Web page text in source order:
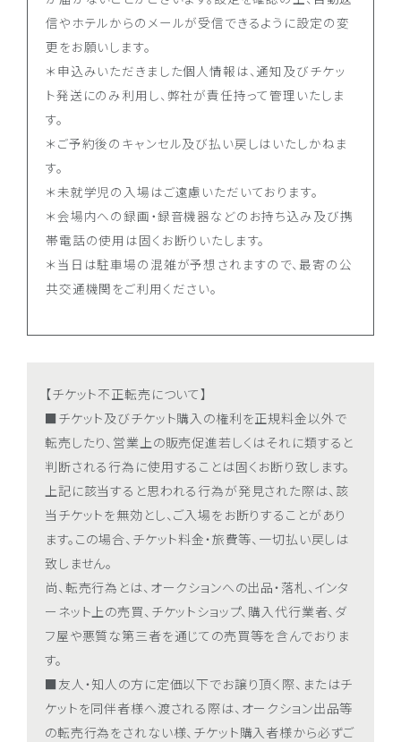
信やホテルからのメールが受信できるように設定の変
更をお願いします。
＊申込みいただきました個人情報は、通知及びチケッ
ト発送にのみ利用し、弊社が責任持って管理いたしま
す。
＊ご予約後のキャンセル及び払い戻しはいたしかねま
す。
＊未就学児の入場はご遠慮いただいております。
＊会場内への録画・録音機器などのお持ち込み及び携
帯電話の使用は固くお断りいたします。
＊当日は駐車場の混雑が予想されますので、最寄の公
共交通機関をご利用ください。
【チケット不正転売について】
■チケット及びチケット購入の権利を正規料金以外で
転売したり、営業上の販売促進若しくはそれに類すると
判断される行為に使用することは固くお断り致します。
上記に該当すると思われる行為が発見された際は、該
当チケットを無効とし、ご入場をお断りすることがあり
ます。この場合、チケット料金・旅費等、一切払い戻しは
致しません。
尚、転売行為とは、オークションへの出品・落札、インタ
ーネット上の売買、チケットショップ、購入代行業者、ダ
フ屋や悪質な第三者を通じての売買等を含んでおりま
す。
■友人・知人の方に定価以下でお譲り頂く際、またはチ
ケットを同伴者様へ渡される際は、オークション出品等
の転売行為をされない様、チケット購入者様から必ずご